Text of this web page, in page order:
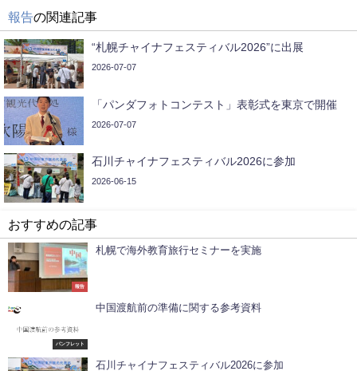
報告の関連記事
“札幌チャイナフェスティバル2026”に出展
2026-07-07
「パンダフォトコンテスト」表彰式を東京で開催
2026-07-07
石川チャイナフェスティバル2026に参加
2026-06-15
おすすめの記事
報告
札幌で海外教育旅行セミナーを実施
パンフレット
中国渡航前の準備に関する参考資料
石川チャイナフェスティバル2026に参加